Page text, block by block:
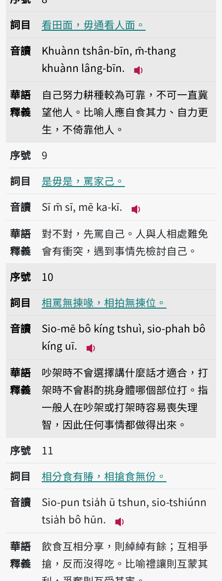
詞目
看田面，毋通看人面。
音讀
Khuànn tshân-bīn, m̄-thang
khuànn lâng-bīn.
華語
釋義
自己努力耕種較為可靠，不可一直冀
望他人。比喻人應自食其力、自力更
生，不倚靠他人。
序號9是毋是，罵家己。
序號
9
詞目
是毋是，罵家己。
音讀
Sī m̄ sī, mē ka-kī.
播放音讀Sī m̄ sī,
華語
釋義
對不對，先罵自己。人與人相處難免
會有衝突，遇到事情先檢討自己。
序號10相罵無揀喙，相拍無揀位。
序號
10
詞目
相罵無揀喙，相拍無揀位。
音讀
Sio-mē bô kíng tshuì, sio-phah bô
kíng uī.
華語
釋義
吵架時不會選擇講什麼話才適合，打
架時不會斟酌挑身體哪個部位打。指
一般人在吵架或打架時容易喪失理
智，因此任何事情都做得出來。
序號11相分食有賰，相搶食無份。
序號
11
詞目
相分食有賰，相搶食無份。
音讀
Sio-pun tsia̍h ū tshun, sio-tshiúnn
tsia̍h bô hūn.
播放音讀Sio-pun
華語
釋義
飲食互相分享，則綽綽有餘；互相爭
搶，反而沒得吃。比喻禮讓則互蒙其